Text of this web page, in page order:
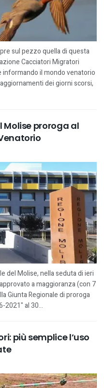
sul pezzo quella di questa
Cacciatori Migratori
il mondo venatorio
dei giorni scorsi,
Molise proroga al
del Molise, nella seduta di ieri
a maggioranza (con 7
Giunta Regionale di proroga
2021" al 30...
più semplice l’uso